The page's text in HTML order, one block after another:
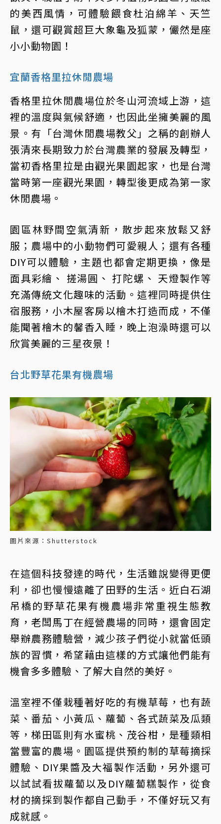
的美西風情，可體驗餵食杜泊綿羊、天竺
鼠，還可觀賞超巨大象龜及狐蒙，儼然是座
小小動物園！
宜蘭香格里拉休閒農場
香格里拉休閒農場位於冬山河流域上游，這
裡的溫度與氣候舒適，也因此坐擁美麗的風
景。有「台灣休閒農場教父」之稱的創辦人
張清來長期致力於台灣農業的發展及轉型，
當初香格里拉是由觀光果園起家，也是台灣
當時第一座觀光果園，轉型後更成為第一家
休閒農場。
園區林野間空氣清新，散步起來放鬆又舒
服；農場中的小動物們可愛親人；還有各種
DIY可以體驗，主題也都會定期更換，像是
面具彩繪、 搓湯圓、 打陀螺、 天燈製作等
充滿傳統文化趣味的活動。這裡同時提供住
宿服務，小木屋客房以檜木打造而成，不僅
能聞著檜木的馨香入睡，晚上泡澡時還可以
欣賞美麗的三星夜景！
台北野草花果有機農場
圖片來源：Shutterstock
在這個科技發達的時代，生活雖說變得更便
利，卻也慢慢遠離了田野的生活。近白石湖
吊橋的野草花果有機農場非常重視生態教
育，老闆馬丁在經營農場的同時，還會固定
舉辦農務體驗營，減少孩子們從小就當低頭
族的習慣，希望藉由這樣的方式讓他們能有
機會多多體驗、了解大自然的美好。
溫室裡不僅栽種著好吃的有機草莓，也有蔬
菜、番茄、小黃瓜、蘿蔔、各式蔬菜及瓜類
等，梯田區則有水蜜桃、茂谷柑，是種類相
當豐富的農場。園區提供預約制的草莓摘採
體驗、DIY果醬及大福製作活動，另外還可
以試試看拔蘿蔔以及DIY蘿蔔糕製作，從食
材的摘採到製作都自己動手，不僅好玩又有
成就感。